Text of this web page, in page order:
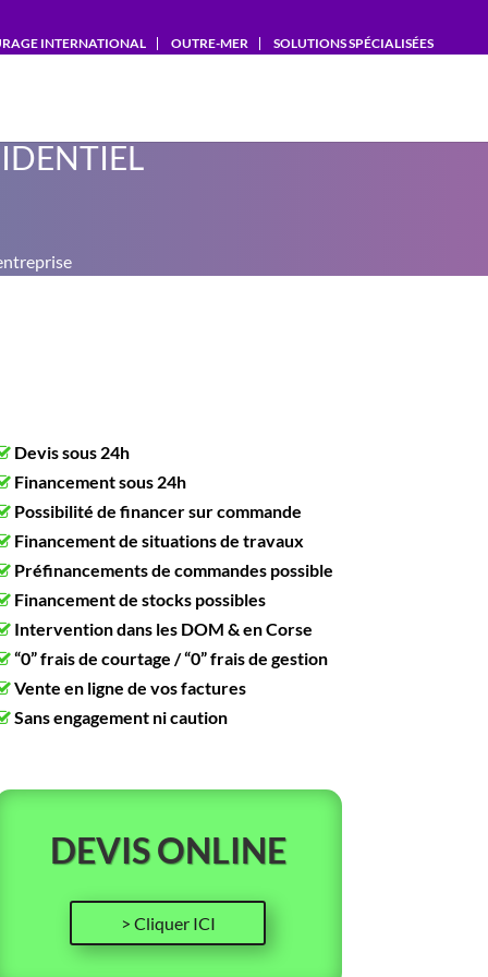
INTERNATIONAL OUTRE-MER SOLUTIONS SPÉCIALISÉES
Devis sous 24h
Financement sous 24h
Possibilité de financer sur commande
Financement de situations de travaux
Préfinancements de commandes possible
Financement de stocks possibles
Intervention dans les DOM & en Corse
“0” frais de courtage / “0” frais de gestion
Vente en ligne de vos factures
Sans engagement ni caution
DEVIS ONLINE
> Cliquer ICI